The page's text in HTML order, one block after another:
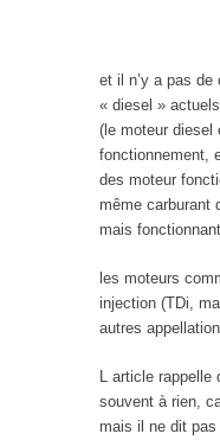
et il n’y a pas
« diesel »
(le moteur diesel
fonctionnement,
des moteur
même carburant
mais
les moteurs
injection (TDi,
autres
L article
souvent à rien,
mais il ne dit